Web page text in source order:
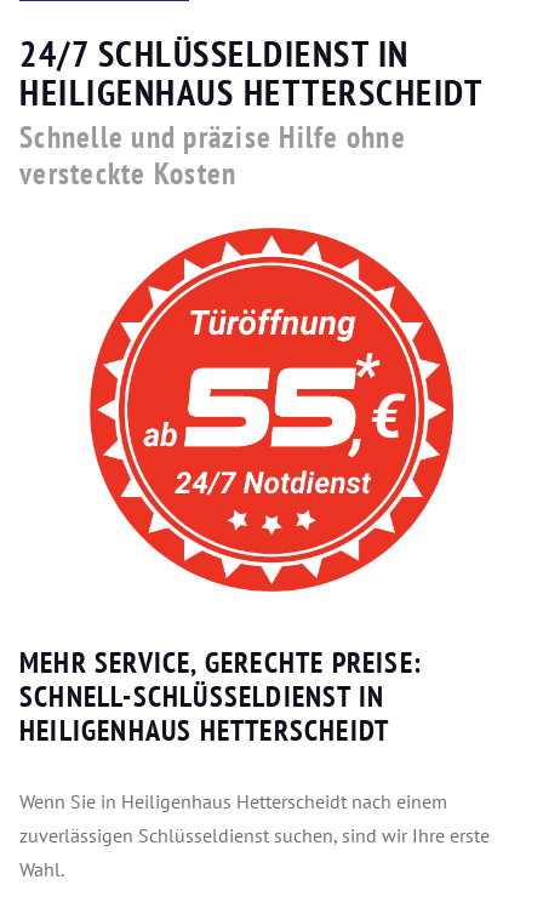
24/7 SCHLÜSSELDIENST IN
HEILIGENHAUS HETTERSCHEIDT
Schnelle und präzise Hilfe ohne
versteckte Kosten
MEHR SERVICE, GERECHTE PREISE:
SCHNELL-SCHLÜSSELDIENST IN
HEILIGENHAUS HETTERSCHEIDT
Wenn Sie in Heiligenhaus Hetterscheidt nach einem
zuverlässigen Schlüsseldienst suchen, sind wir Ihre erste
Wahl.